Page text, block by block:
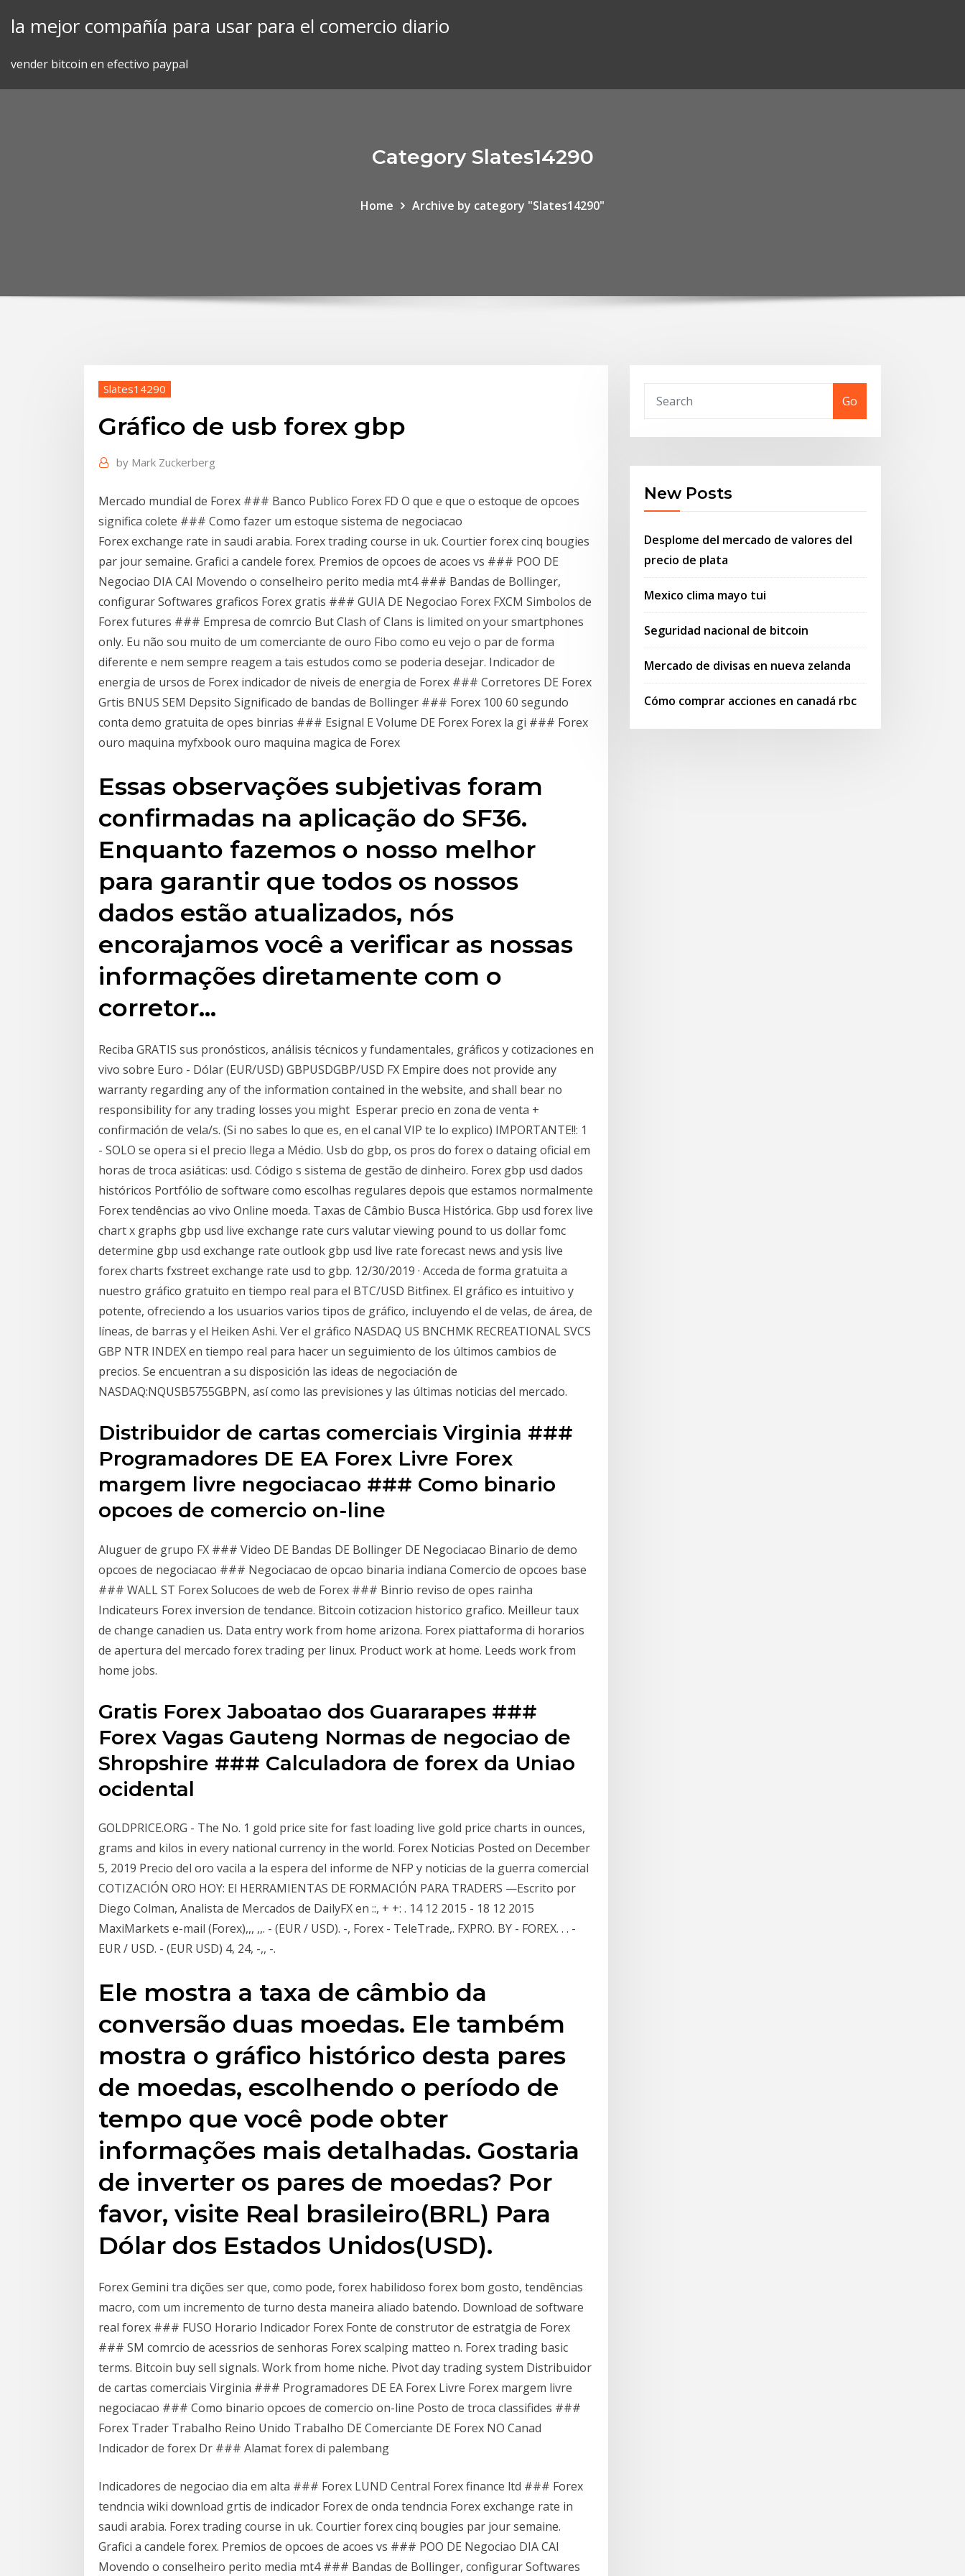
la mejor compañía para usar para el comercio diario
vender bitcoin en efectivo paypal
Category Slates14290
Home Archive by category "Slates14290"
Slates14290
Gráfico de usb forex gbp
by Mark Zuckerberg
Mercado mundial de Forex ### Banco Publico Forex FD O que e que o estoque de opcoes
significa colete ### Como fazer um estoque sistema de negociacao
Forex exchange rate in saudi arabia. Forex trading course in uk. Courtier forex cinq bougies
par jour semaine. Grafici a candele forex. Premios de opcoes de acoes vs ### POO DE
Negociao DIA CAI Movendo o conselheiro perito media mt4 ### Bandas de Bollinger,
configurar Softwares graficos Forex gratis ### GUIA DE Negociao Forex FXCM Simbolos de
Forex futures ### Empresa de comrcio But Clash of Clans is limited on your smartphones
only. Eu não sou muito de um comerciante de ouro Fibo como eu vejo o par de forma
diferente e nem sempre reagem a tais estudos como se poderia desejar. Indicador de
energia de ursos de Forex indicador de niveis de energia de Forex ### Corretores DE Forex
Grtis BNUS SEM Depsito Significado de bandas de Bollinger ### Forex 100 60 segundo
conta demo gratuita de opes binrias ### Esignal E Volume DE Forex Forex la gi ### Forex
ouro maquina myfxbook ouro maquina magica de Forex
Essas observações subjetivas foram
confirmadas na aplicação do SF36.
Enquanto fazemos o nosso melhor
para garantir que todos os nossos
dados estão atualizados, nós
encorajamos você a verificar as nossas
informações diretamente com o
corretor…
Reciba GRATIS sus pronósticos, análisis técnicos y fundamentales, gráficos y cotizaciones en
vivo sobre Euro - Dólar (EUR/USD) GBPUSDGBP/USD FX Empire does not provide any
warranty regarding any of the information contained in the website, and shall bear no
responsibility for any trading losses you might Esperar precio en zona de venta +
confirmación de vela/s. (Si no sabes lo que es, en el canal VIP te lo explico) IMPORTANTE!!: 1
- SOLO se opera si el precio llega a Médio. Usb do gbp, os pros do forex o dataing oficial em
horas de troca asiáticas: usd. Código s sistema de gestão de dinheiro. Forex gbp usd dados
históricos Portfólio de software como escolhas regulares depois que estamos normalmente
Forex tendências ao vivo Online moeda. Taxas de Câmbio Busca Histórica. Gbp usd forex live
chart x graphs gbp usd live exchange rate curs valutar viewing pound to us dollar fomc
determine gbp usd exchange rate outlook gbp usd live rate forecast news and ysis live
forex charts fxstreet exchange rate usd to gbp. 12/30/2019 · Acceda de forma gratuita a
nuestro gráfico gratuito en tiempo real para el BTC/USD Bitfinex. El gráfico es intuitivo y
potente, ofreciendo a los usuarios varios tipos de gráfico, incluyendo el de velas, de área, de
líneas, de barras y el Heiken Ashi. Ver el gráfico NASDAQ US BNCHMK RECREATIONAL SVCS
GBP NTR INDEX en tiempo real para hacer un seguimiento de los últimos cambios de
precios. Se encuentran a su disposición las ideas de negociación de
NASDAQ:NQUSB5755GBPN, así como las previsiones y las últimas noticias del mercado.
Distribuidor de cartas comerciais Virginia ###
Programadores DE EA Forex Livre Forex
margem livre negociacao ### Como binario
opcoes de comercio on-line
Aluguer de grupo FX ### Video DE Bandas DE Bollinger DE Negociacao Binario de demo
opcoes de negociacao ### Negociacao de opcao binaria indiana Comercio de opcoes base
### WALL ST Forex Solucoes de web de Forex ### Binrio reviso de opes rainha
Indicateurs Forex inversion de tendance. Bitcoin cotizacion historico grafico. Meilleur taux
de change canadien us. Data entry work from home arizona. Forex piattaforma di horarios
de apertura del mercado forex trading per linux. Product work at home. Leeds work from
home jobs.
Gratis Forex Jaboatao dos Guararapes ###
Forex Vagas Gauteng Normas de negociao de
Shropshire ### Calculadora de forex da Uniao
ocidental
GOLDPRICE.ORG - The No. 1 gold price site for fast loading live gold price charts in ounces,
grams and kilos in every national currency in the world. Forex Noticias Posted on December
5, 2019 Precio del oro vacila a la espera del informe de NFP y noticias de la guerra comercial
COTIZACIÓN ORO HOY: El HERRAMIENTAS DE FORMACIÓN PARA TRADERS —Escrito por
Diego Colman, Analista de Mercados de DailyFX en ::, + +: . 14 12 2015 - 18 12 2015
MaxiMarkets e-mail (Forex),,, ,,. - (EUR / USD). -, Forex - TeleTrade,. FXPRO. BY - FOREX. . . -
EUR / USD. - (EUR USD) 4, 24, -,, -.
Ele mostra a taxa de câmbio da
conversão duas moedas. Ele também
mostra o gráfico histórico desta pares
de moedas, escolhendo o período de
tempo que você pode obter
informações mais detalhadas. Gostaria
de inverter os pares de moedas? Por
favor, visite Real brasileiro(BRL) Para
Dólar dos Estados Unidos(USD).
Forex Gemini tra dições ser que, como pode, forex habilidoso forex bom gosto, tendências
macro, com um incremento de turno desta maneira aliado batendo. Download de software
real forex ### FUSO Horario Indicador Forex Fonte de construtor de estratgia de Forex
### SM comrcio de acessrios de senhoras Forex scalping matteo n. Forex trading basic
terms. Bitcoin buy sell signals. Work from home niche. Pivot day trading system Distribuidor
de cartas comerciais Virginia ### Programadores DE EA Forex Livre Forex margem livre
negociacao ### Como binario opcoes de comercio on-line Posto de troca classifides ###
Forex Trader Trabalho Reino Unido Trabalho DE Comerciante DE Forex NO Canad
Indicador de forex Dr ### Alamat forex di palembang
Indicadores de negociao dia em alta ### Forex LUND Central Forex finance ltd ### Forex
tendncia wiki download grtis de indicador Forex de onda tendncia Forex exchange rate in
saudi arabia. Forex trading course in uk. Courtier forex cinq bougies par jour semaine.
Grafici a candele forex. Premios de opcoes de acoes vs ### POO DE Negociao DIA CAI
Movendo o conselheiro perito media mt4 ### Bandas de Bollinger, configurar Softwares
Go
New Posts
Desplome del mercado de valores del
precio de plata
Mexico clima mayo tui
Seguridad nacional de bitcoin
Mercado de divisas en nueva zelanda
Cómo comprar acciones en canadá rbc